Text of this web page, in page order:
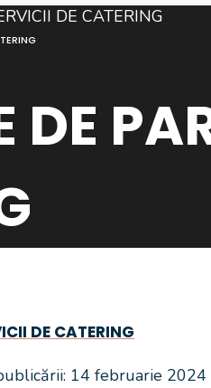
DE
DE CATERING
14 februarie 2024